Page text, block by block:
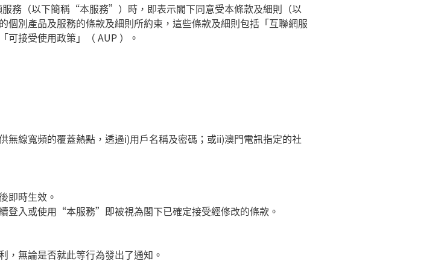
務（以下簡稱 “本服務” ）時，即表示閣下同意受本條款及細則（以
個別產品及服務的條款及細則所約束，這些條款及細則包括「互聯網服
可接受使用政策」（ AUP ）。
無線寬頻的覆蓋熱點，透過i)用戶名稱及密碼；或ii)澳門電訊指定的社
即時生效。
登入或使用 “本服務” 即被視為閣下已確定接受經修改的條款。
，無論是否就此等行為發出了通知。